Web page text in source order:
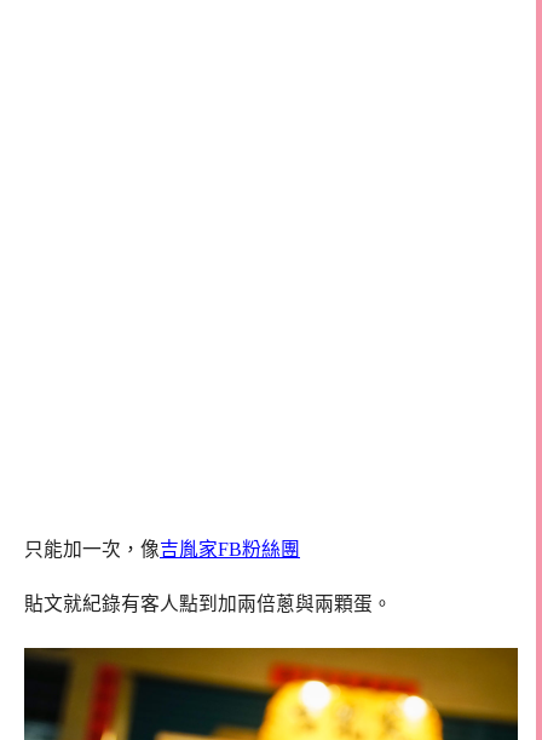
只能加一次，像吉胤家FB粉絲團
貼文就紀錄有客人點到加兩倍蔥與兩顆蛋。